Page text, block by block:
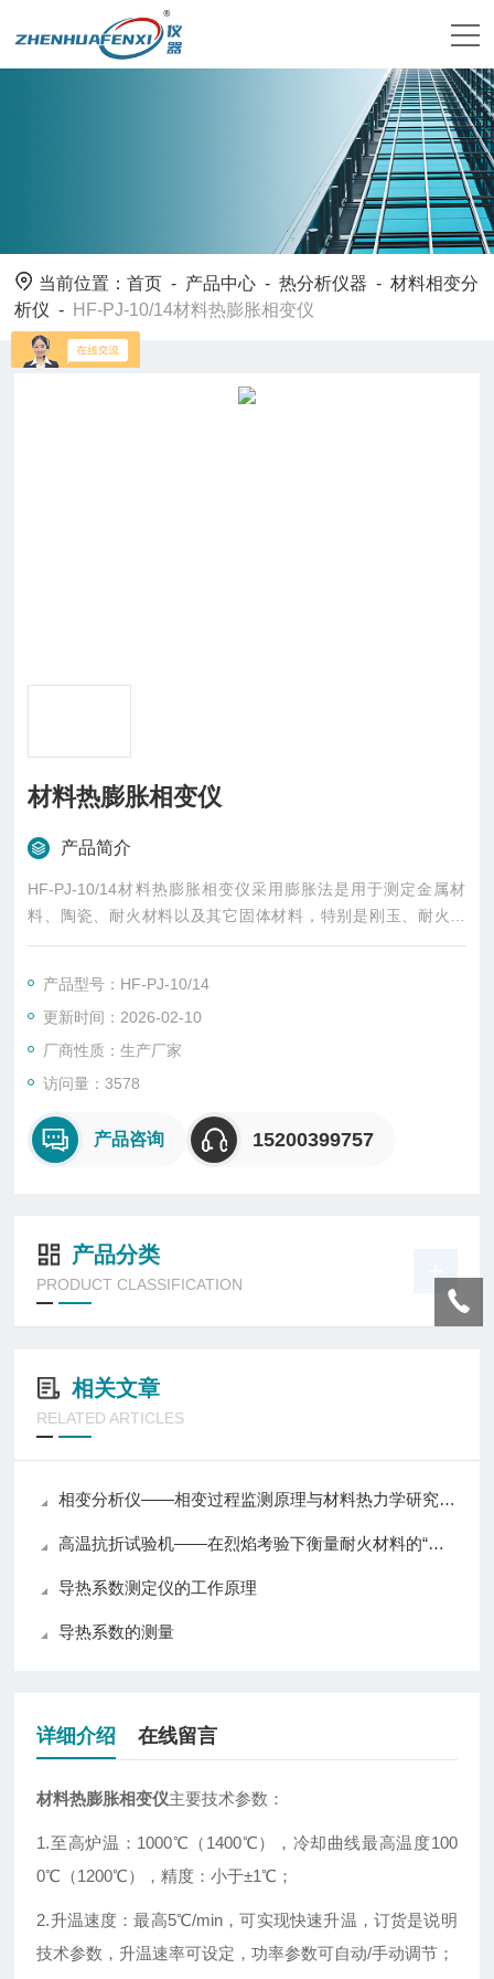
当前位置：首页 - 产品中心 -热分析仪器 -材料相变分
析仪 - HF-PJ-10/14材料热膨胀相变仪
材料热膨胀相变仪
产品简介
HF-PJ-10/14材料热膨胀相变仪采用膨胀法是用于测定金属材
料、陶瓷、耐火材料以及其它固体材料，特别是刚玉、耐火材
料、精铸用型壳及型芯材料的热膨胀系数，材料的临界温度以及
材料制品的性能及科研教学提供的测试手段。
产品型号：HF-PJ-10/14
更新时间：2026-02-10
厂商性质：生产厂家
访问量：3578
产品咨询 15200399757
产品分类
PRODUCT CLASSIFICATION
相关文章
RELATED ARTICLES
相变分析仪——相变过程监测原理与材料热力学研究应用
高温抗折试验机——在烈焰考验下衡量耐火材料的“脊梁强度”
导热系数测定仪的工作原理
导热系数的测量
详细介绍 在线留言
材料热膨胀相变仪主要技术参数：
1.至高炉温：1000℃（1400℃），冷却曲线最高温度100
0℃（1200℃），精度：小于±1℃；
2.升温速度：最高5℃/min，可实现快速升温，订货是说明
技术参数，升温速率可设定，功率参数可自动/手动调节；